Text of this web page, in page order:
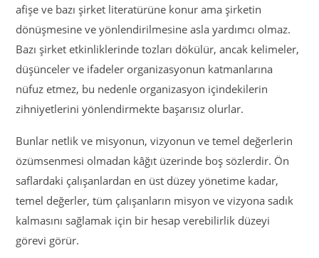
afişe ve bazı şirket literatürüne konur ama şirketin
dönüşmesine ve yönlendirilmesine asla yardımcı olmaz.
Bazı şirket etkinliklerinde tozları dökülür, ancak kelimeler,
düşünceler ve ifadeler organizasyonun katmanlarına
nüfuz etmez, bu nedenle organizasyon içindekilerin
zihniyetlerini yönlendirmekte başarısız olurlar.
Bunlar netlik ve misyonun, vizyonun ve temel değerlerin
özümsenmesi olmadan kâğıt üzerinde boş sözlerdir. Ön
saflardaki çalışanlardan en üst düzey yönetime kadar,
temel değerler, tüm çalışanların misyon ve vizyona sadık
kalmasını sağlamak için bir hesap verebilirlik düzeyi
görevi görür.